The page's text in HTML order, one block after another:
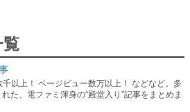
以上！ ページビュー数万以上！ などなど。多
た、電ファミ渾身の“殿堂入り”記事をまとめま